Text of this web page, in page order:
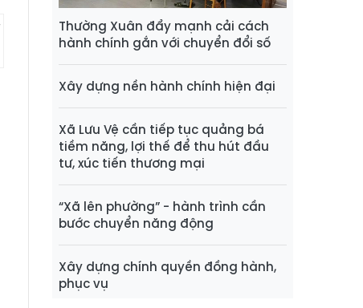
Thường Xuân đẩy mạnh cải cách
hành chính gắn với chuyển đổi số
Xây dựng nền hành chính hiện đại
Xã Lưu Vệ cần tiếp tục quảng bá
tiềm năng, lợi thế để thu hút đầu
tư, xúc tiến thương mại
“Xã lên phường” - hành trình cần
bước chuyển năng động
Xây dựng chính quyền đồng hành,
phục vụ